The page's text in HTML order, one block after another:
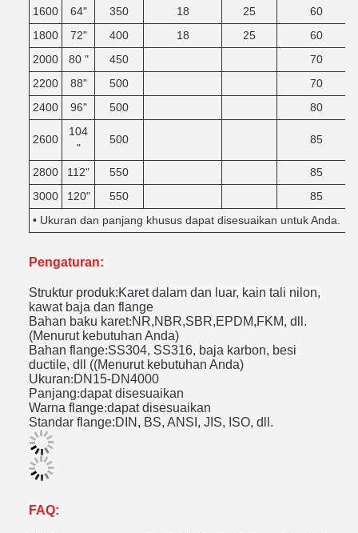
1600
64" 350 18 25
60
1800
72" 400 18 25
60
2000
80 " 450
70
2200
88" 500
70
2400
96" 500 80
2600
104
"
500 85
2800 112" 550
85
3000
120" 550
85
• Ukuran dan panjang khusus dapat disesuaikan untuk Anda.
Pengaturan:
Struktur produk:Karet dalam dan luar, kain tali nilon,
kawat baja dan flange
Bahan baku karet:NR,NBR,SBR,EPDM,FKM, dll.
(Menurut kebutuhan Anda)
Bahan flange:SS304, SS316, baja karbon, besi
ductile, dll ((Menurut kebutuhan Anda)
Ukuran:DN15-DN4000
Panjang:dapat disesuaikan
Warna flange:dapat disesuaikan
Standar flange:DIN, BS, ANSI, JIS, ISO, dll.
FAQ: